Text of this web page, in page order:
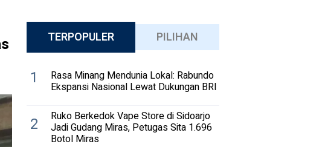
TERPOPULER PILIHAN
1 Rasa Minang Mendunia Lokal: Rabundo
Ekspansi Nasional Lewat Dukungan BRI
2 Ruko Berkedok Vape Store di Sidoarjo
Jadi Gudang Miras, Petugas Sita 1.696
Botol Miras